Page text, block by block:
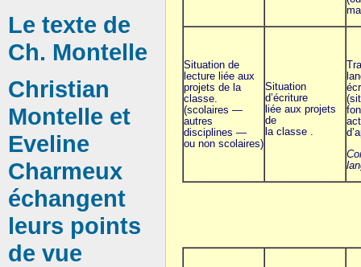
Situation de
lecture liée aux
projets de la
classe.
(scolaires —
autres
disciplines —
ou non scolaires)
Situation
d’écriture
liée aux projets
de
la classe .
Le texte de
Ch. Montelle
Christian
Montelle et
Eveline
Charmeux
échangent
leurs points
de vue